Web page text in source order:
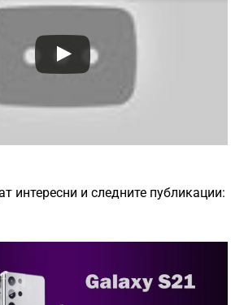
интересни и следните публикации: